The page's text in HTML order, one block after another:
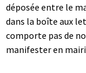
déposée entre le
dans la boîte aux
comporte pas de
manifester en